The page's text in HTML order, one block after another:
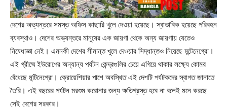
দেশের অভ্যন্তরে সমস্ত অফিস কাছারি খুলে দেওয়া হয়েছে। স্বাভাবিক হয়েছে পরিবহন
ব্যবস্থাও। দেশের অভ্যন্তরে মানুষের এক জায়গা থেকে অন্য জায়গায় যেতেও
নিষেধাজ্ঞা নেই। এমনকী দেশের সীমান্ত খুলে দেওয়ার সিদ্ধান্তও নিয়েছে মন্টেনেগ্রো।
এই গ্রীষ্মে ইউরোপের অন্যান্য পর্যটন কেন্দ্রগুলির চেয়ে এগিয়ে থাকার লক্ষ্যে কোমর
বেঁধেছে মন্টিনেগ্রো। ক্রোয়েশিয়ার পাশে অবস্থিত এই দেশটি পর্যটকদের স্বাগত জানাতে
তৈরি। এই বছরের পর্যটন মরশুম করোনার জন্য ক্ষতিগ্রস্ত হবে না বলেই মনে করছে
সেই দেশের সরকার।